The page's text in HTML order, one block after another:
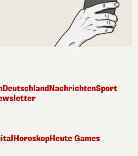
DeutschlandNachrichtenSport
HoroskopHeute Games